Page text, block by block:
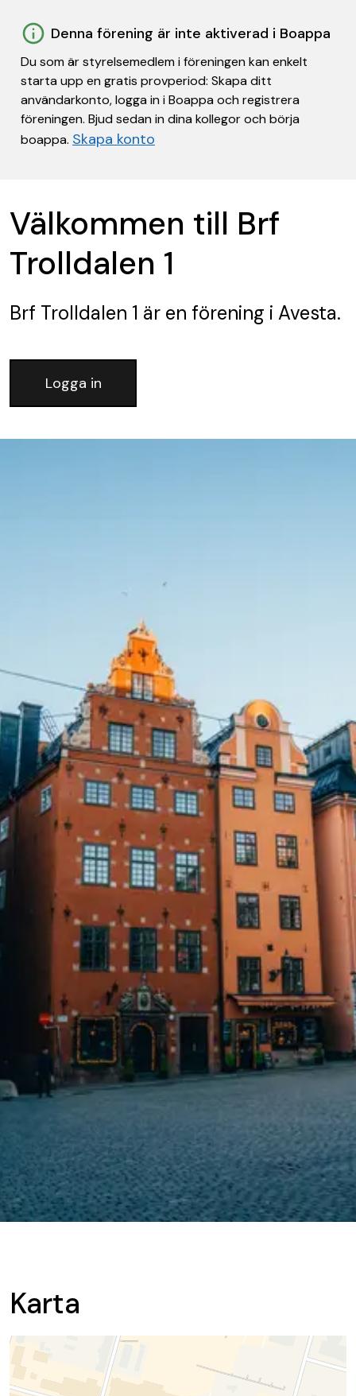
Denna förening är inte aktiverad i Boappa
Du som är styrelsemedlem i föreningen kan enkelt
starta upp en gratis provperiod: Skapa ditt
användarkonto, logga in i Boappa och registrera
föreningen. Bjud sedan in dina kollegor och börja
boappa. Skapa konto
Välkommen till Brf
Trolldalen 1
Brf Trolldalen 1 är en förening i Avesta.
Logga in
Karta